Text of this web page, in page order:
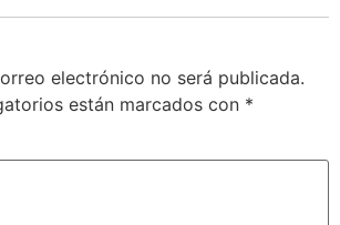
electrónico no será publicada.
están marcados con *